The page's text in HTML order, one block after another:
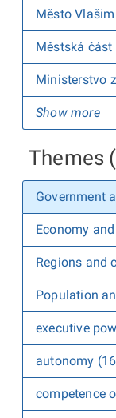
Město
Městská část
Ministerstvo
Show more
Themes
Government
Economy
Regions and
Population
executive
autonomy
competence